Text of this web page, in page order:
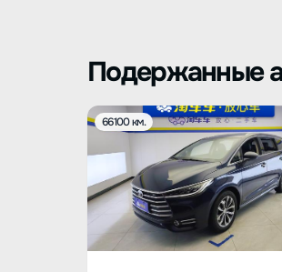
Подержанные
66100 км.